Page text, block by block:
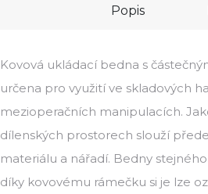
Popis
Kovová ukládací bedna s
určena pro využití ve skladových
mezioperačních manipulacích.
dílenských prostorech slouží
materiálu a nářadí. Bedny
díky kovovému rámečku si je lze